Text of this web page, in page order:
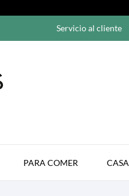
Servicio al cliente
PARA COMER CASA